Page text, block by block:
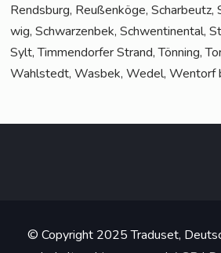
Rends­burg, Reu­ßen­kö­ge,
wig, Schwar­zen­bek, Schwen­ti­nen­tal,
Sylt, Tim­men­dor­fer Strand, Tön­ning,
Wahl­stedt, Was­bek, Wedel, Wen­torf
© Copyright 2025 Traduset,